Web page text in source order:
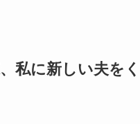
私に新しい夫を